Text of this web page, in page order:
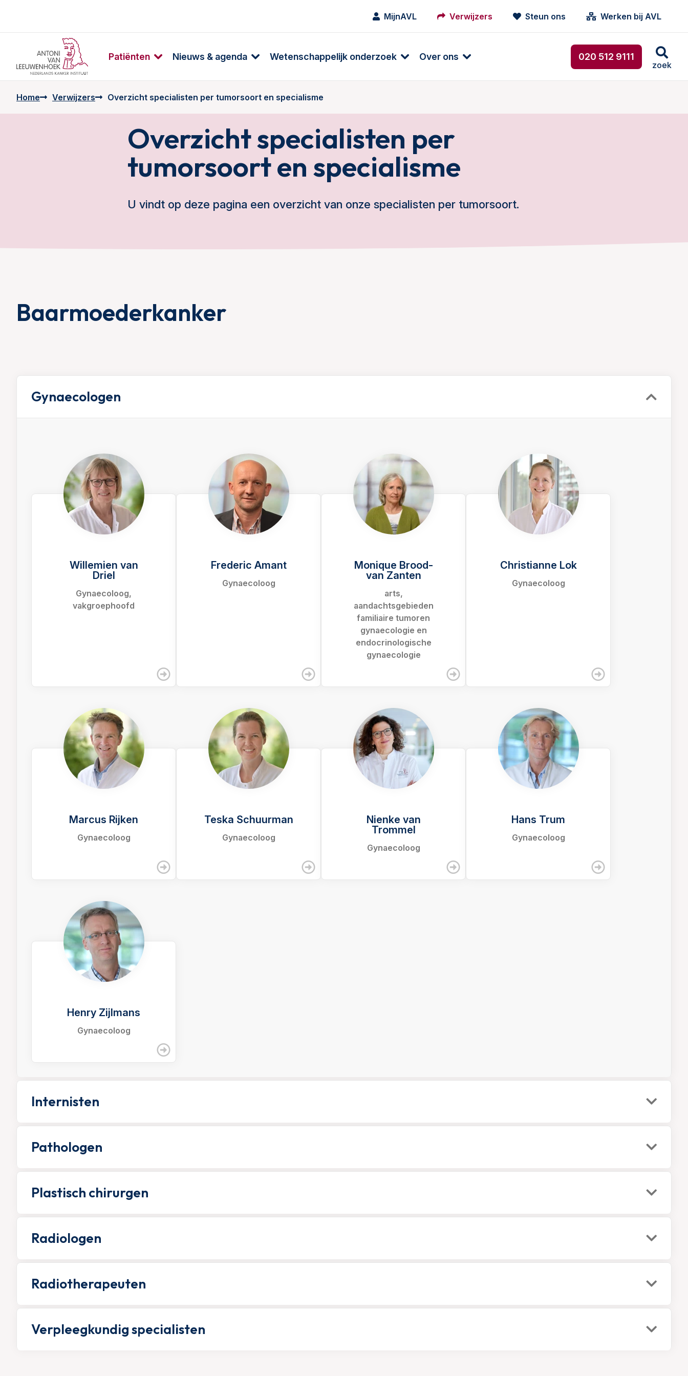
MijnAVL Verwijzers Steun ons Werken bij AVL
Patiënten Nieuws & agenda Wetenschappelijk onderzoek Over ons 020 512 9111
zoek
Home Verwijzers Overzicht specialisten per tumorsoort en specialisme
Overzicht specialisten per
tumorsoort en specialisme
U vindt op deze pagina een overzicht van onze specialisten per tumorsoort.
Baarmoederkanker
Gynaecologen
Willemien van
Driel
Gynaecoloog,
vakgroephoofd
Frederic Amant
Gynaecoloog
Monique Brood-
van Zanten
arts,
aandachtsgebieden
familiaire tumoren
gynaecologie en
endocrinologische
gynaecologie
Christianne Lok
Gynaecoloog
Marcus Rijken
Gynaecoloog
Teska Schuurman
Gynaecoloog
Nienke van
Trommel
Gynaecoloog
Hans Trum
Gynaecoloog
Henry Zijlmans
Gynaecoloog
Internisten
Pathologen
Plastisch chirurgen
Radiologen
Radiotherapeuten
Verpleegkundig specialisten